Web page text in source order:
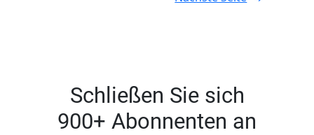
Schließen Sie sich
900+ Abonnenten an